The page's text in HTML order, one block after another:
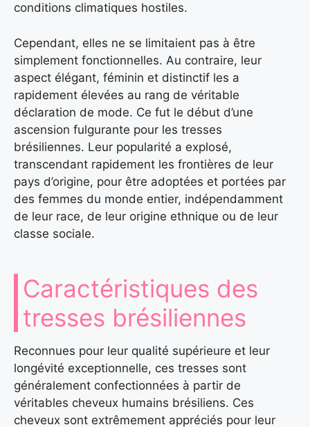
conditions climatiques hostiles.
Cependant, elles ne se limitaient pas à être
simplement fonctionnelles. Au contraire, leur
aspect élégant, féminin et distinctif les a
rapidement élevées au rang de véritable
déclaration de mode. Ce fut le début d’une
ascension fulgurante pour les tresses
brésiliennes. Leur popularité a explosé,
transcendant rapidement les frontières de leur
pays d’origine, pour être adoptées et portées par
des femmes du monde entier, indépendamment
de leur race, de leur origine ethnique ou de leur
classe sociale.
Caractéristiques des
tresses brésiliennes
Reconnues pour leur qualité supérieure et leur
longévité exceptionnelle, ces tresses sont
généralement confectionnées à partir de
véritables cheveux humains brésiliens. Ces
cheveux sont extrêmement appréciés pour leur